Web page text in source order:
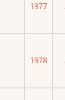
1977
1978